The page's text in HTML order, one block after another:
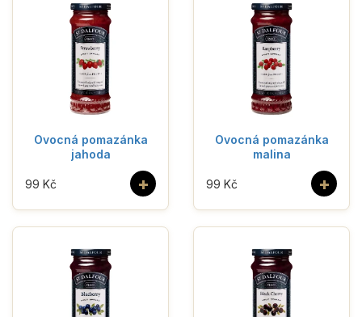
Ovocná pomazánka
jahoda
+
99 Kč
Ovocná pomazánka
malina
+
99 Kč